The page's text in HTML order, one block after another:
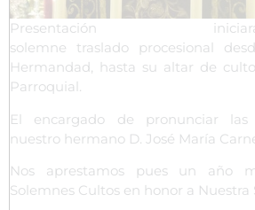
Presentación
solemne traslado procesional
Hermandad, hasta su altar de
Parroquial.
El encargado de pronunciar las
nuestro hermano D. José María
Nos aprestamos pues un año
Solemnes Cultos en honor a Nuestra